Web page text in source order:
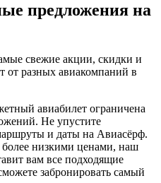
предложения на
свежие акции, скидки и
от разных авиакомпаний в
авиабилет ограничена
Не упустите
и даты на Авиасёрф.
более низкими ценами, наш
вам все подходящие
забронировать самый